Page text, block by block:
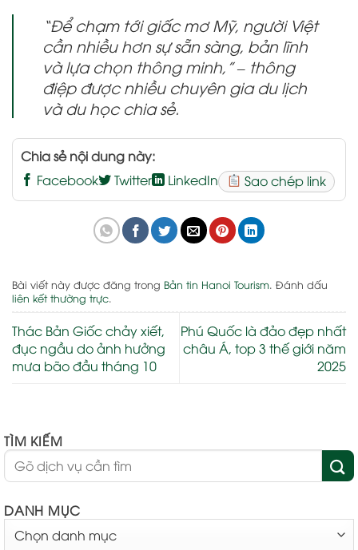
“Để chạm tới giấc mơ Mỹ, người Việt
cần nhiều hơn sự sẵn sàng, bản lĩnh
và lựa chọn thông minh,” – thông
điệp được nhiều chuyên gia du lịch
và du học chia sẻ.
Chia sẻ nội dung này:
Facebook
Twitter LinkedIn Sao chép link
Bài viết này được đăng trong Bản tin Hanoi Tourism. Đánh dấu
liên kết thường trực.
Thác Bản Giốc chảy xiết,
đục ngầu do ảnh hưởng
mưa bão đầu tháng 10
Phú Quốc là đảo đẹp nhất
châu Á, top 3 thế giới năm
2025
TÌM KIẾM
DANH MỤC
MỤC